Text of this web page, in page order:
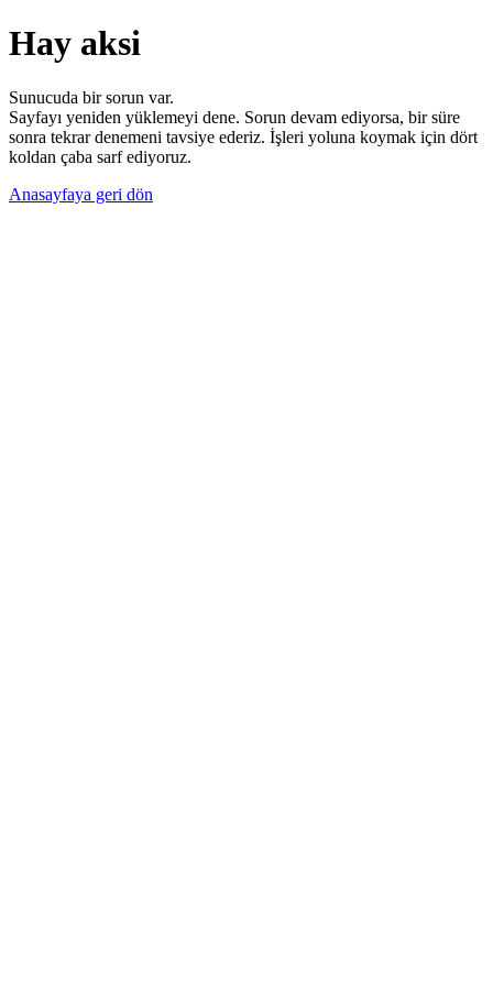
Hay aksi
Sunucuda bir sorun var.
Sayfayı yeniden yüklemeyi dene. Sorun devam ediyorsa, bir süre
sonra tekrar denemeni tavsiye ederiz. İşleri yoluna koymak için dört
koldan çaba sarf ediyoruz.
Anasayfaya geri dön